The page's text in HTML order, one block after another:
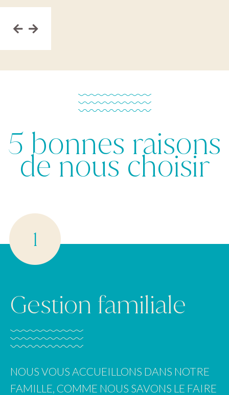
5 bonnes raisons
de nous choisir
Gestion familiale
NOUS VOUS ACCUEILLONS DANS NOTRE
FAMILLE, COMME NOUS SAVONS LE FAIRE